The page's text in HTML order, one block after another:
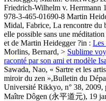
Friedrich-Wilhelm v. Herrmann
978-3-465-01690-8 Martin
Midal, Fabrice, La rencontre du
elle possible sans une
et de Martin Heidegger ?in : Les
Morlins, Bernard, > Sublime
raconté par son ami et modèle
Sawada, Nao, « Sartre et les
miroir du zen »,Bulletin du
Université Rikkyo, n° 38, 2009,
Maître Dôgen (永平道元), 19